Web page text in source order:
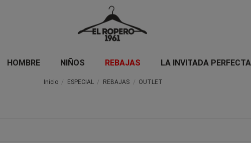
HOMBRE NIÑOS REBAJAS LA INVITADA PERFECTA
Inicio ESPECIAL REBAJAS OUTLET